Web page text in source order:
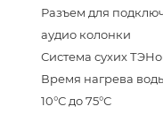
Разъем для
аудио колонки
Система сухих
Время нагрева
10°С до 75°С